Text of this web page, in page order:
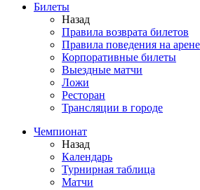
Билеты
Назад
Правила возврата билетов
Правила поведения на арене
Корпоративные билеты
Выездные матчи
Ложи
Ресторан
Трансляции в городе
Чемпионат
Назад
Календарь
Турнирная таблица
Матчи